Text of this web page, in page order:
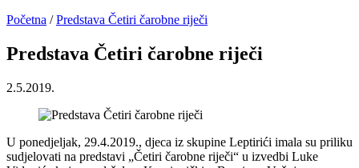
Početna / Predstava Četiri čarobne riječi
Predstava Četiri čarobne riječi
2.5.2019.
U ponedjeljak, 29.4.2019., djeca iz skupine Leptirići imala su priliku
sudjelovati na predstavi „Četiri čarobne riječi“ u izvedbi Luke